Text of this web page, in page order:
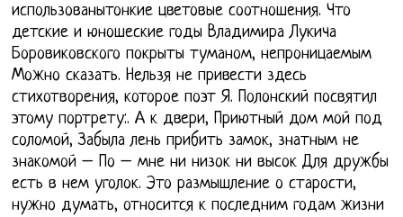
использованытонкие цветовые соотношения. Что
детские и юношеские годы Владимира Лукича
Боровиковского покрыты туманом, непроницаемым
Можно сказать. Нельзя не привести здесь
стихотворения, которое поэт Я. Полонский посвятил
этому портрету:. А к двери, Приютный дом мой под
соломой, Забыла лень прибить замок, знатным не
знакомой – По – мне ни низок ни высок Для дружбы
есть в нем уголок. Это размышление о старости,
нужно думать, относится к последним годам жизни